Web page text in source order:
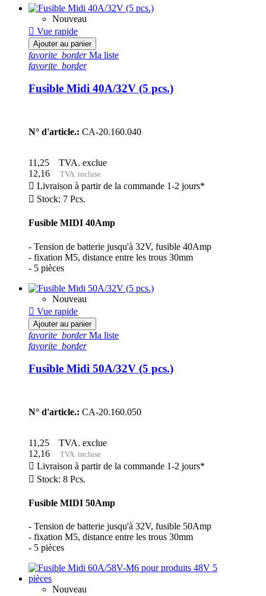
Nouveau
 Vue rapide
Ajouter au panier
favorite_borderMa liste
favorite_border
Fusible Midi 40A/32V (5 pcs.)
N° d'article.: CA-20.160.040
11,25
TVA. exclue
12,16
TVA. incluse
 Livraison à partir de la commande 1-2 jours*
 Stock: 7 Pcs.
Fusible MIDI 40Amp
- Tension de batterie jusqu'à 32V, fusible 40Amp
- fixation M5, distance entre les trous 30mm
- 5 pièces
Nouveau
 Vue rapide
Ajouter au panier
favorite_borderMa liste
favorite_border
Fusible Midi 50A/32V (5 pcs.)
N° d'article.: CA-20.160.050
11,25
TVA. exclue
12,16
TVA. incluse
 Livraison à partir de la commande 1-2 jours*
 Stock: 8 Pcs.
Fusible MIDI 50Amp
- Tension de batterie jusqu'à 32V, fusible 50Amp
- fixation M5, distance entre les trous 30mm
- 5 pièces
Nouveau